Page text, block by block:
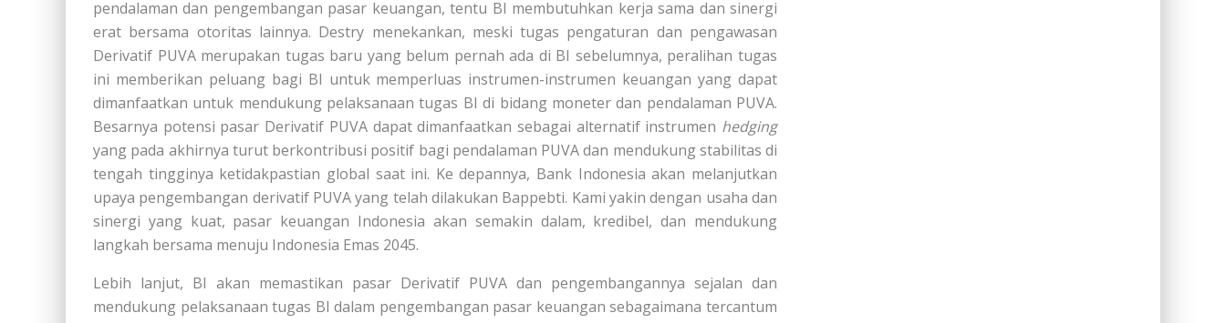
pendalaman dan pengembangan pasar keuangan, tentu BI membutuhkan kerja sama dan sinergi
erat bersama otoritas lainnya. Destry menekankan, meski tugas pengaturan dan pengawasan
Derivatif PUVA merupakan tugas baru yang belum pernah ada di BI sebelumnya, peralihan tugas
ini memberikan peluang bagi BI untuk memperluas instrumen-instrumen keuangan yang dapat
dimanfaatkan untuk mendukung pelaksanaan tugas BI di bidang moneter dan pendalaman PUVA.
Besarnya potensi pasar Derivatif PUVA dapat dimanfaatkan sebagai alternatif instrumen hedging
yang pada akhirnya turut berkontribusi positif bagi pendalaman PUVA dan mendukung stabilitas di
tengah tingginya ketidakpastian global saat ini. Ke depannya, Bank Indonesia akan melanjutkan
upaya pengembangan derivatif PUVA yang telah dilakukan Bappebti. Kami yakin dengan usaha dan
sinergi yang kuat, pasar keuangan Indonesia akan semakin dalam, kredibel, dan mendukung
langkah bersama menuju Indonesia Emas 2045.
Lebih lanjut, BI akan memastikan pasar Derivatif PUVA dan pengembangannya sejalan dan
mendukung pelaksanaan tugas BI dalam pengembangan pasar keuangan sebagaimana tercantum